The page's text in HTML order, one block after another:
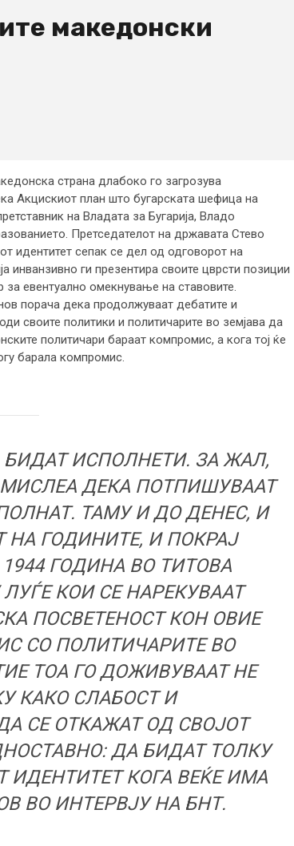
македонски
страна длабоко го загрозува
Акцискиот план што бугарската шефица на
на Владата за Бугарија, Владо
Претседателот на државата Стево
идентитет сепак се дел од одговорот на
ги презентира своите цврсти позиции
евентуално омекнување на ставовите.
порача дека продолжуваат дебатите и
своите политики и политичарите во земјава да
политичари бараат компромис, а кога тој ќе
барала компромис.
ИСПОЛНЕТИ. ЗА ЖАЛ,
ДЕКА ПОТПИШУВААТ
ТАМУ И ДО ДЕНЕС, И
НА ГОДИНИТЕ, И ПОКРАЈ
ГОДИНА ВО ТИТОВА
КОИ СЕ НАРЕКУВААТ
ПОСВЕТЕНОСТ КОН ОВИЕ
СО ПОЛИТИЧАРИТЕ ВО
ТОА ГО ДОЖИВУВААТ НЕ
КАКО СЛАБОСТ И
СЕ ОТКАЖАТ ОД СВОЈОТ
ДА БИДАТ ТОЛКУ
КОГА ВЕЌЕ ИМА
ВО ИНТЕРВЈУ НА БНТ.